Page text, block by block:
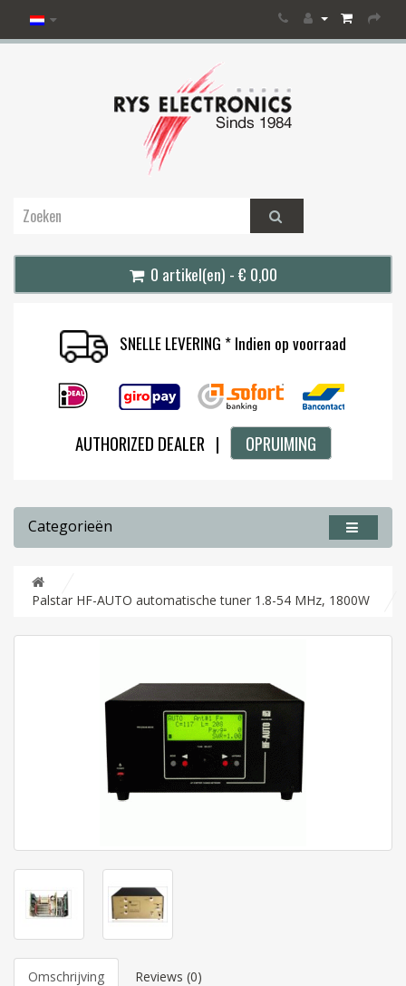
0 artikel(en) - € 0,00
SNELLE LEVERING * Indien op voorraad
AUTHORIZED DEALER | OPRUIMING
Categorieën
Palstar HF-AUTO automatische tuner 1.8-54 MHz, 1800W
Omschrijving Reviews (0)